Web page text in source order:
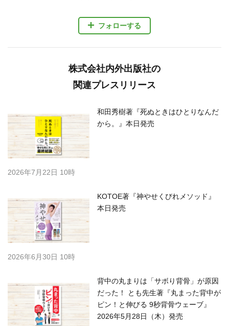
フォローする
株式会社内外出版社の
関連プレスリリース
和田秀樹著『死ぬときはひとりなんだ
から。』本日発売
2026年7月22日 10時
KOTOE著『神やせくびれメソッド』
本日発売
2026年6月30日 10時
背中の丸まりは「サボり背骨」が原因
だった！ とも先生著『丸まった背中が
ピン！と伸びる 9秒背骨ウェーブ』
2026年5月28日（木）発売